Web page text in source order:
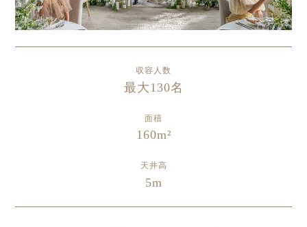
収容人数
最大130名
面積
160m²
天井高
5m